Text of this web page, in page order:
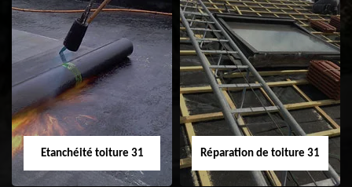
Peinture sur tuile
31
Nettoyage
demoussage de
toiture 31
Etanchéité toiture 31 Réparation de toiture 31